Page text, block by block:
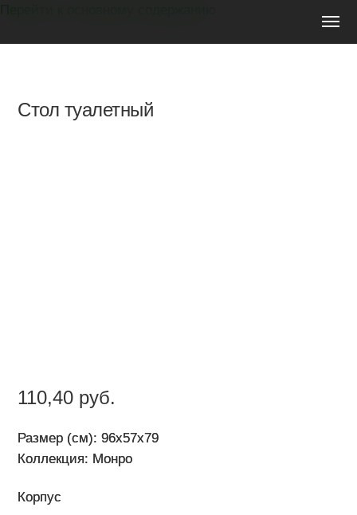
Стол туалетный
110,40 руб.
Размер (см): 96x57x79
Коллекция: Монро
Корпус